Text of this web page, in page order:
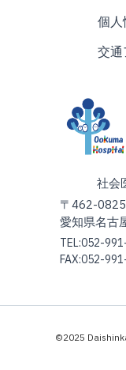
膝関節・スポーツ
リハビリテーショ
個人
交通
社会
〒462-0825
愛知県名古
TEL:052-
FAX:052-
©2025